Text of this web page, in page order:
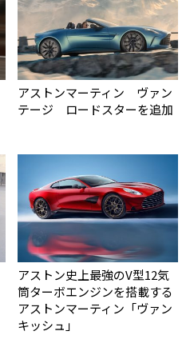
アストンマーティン ヴァン
テージ ロードスターを追加
アストン史上最強のV型12気
筒ターボエンジンを搭載する
アストンマーティン「ヴァン
キッシュ」